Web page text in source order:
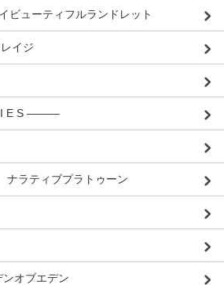
ューティフルランドレット
イジ
I E S ―――
ラティブプラトゥーン
オブエデン